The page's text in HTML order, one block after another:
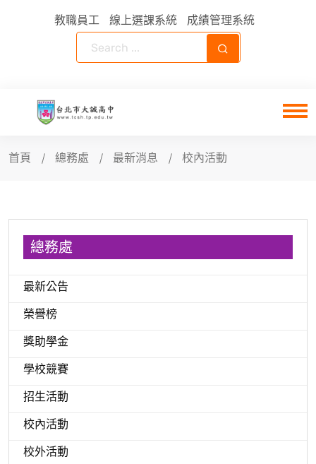
教職員工 線上選課系統 成績管理系統
首頁 總務處 最新消息 校內活動
總務處
最新公告
榮譽榜
獎助學金
學校競賽
招生活動
校內活動
校外活動